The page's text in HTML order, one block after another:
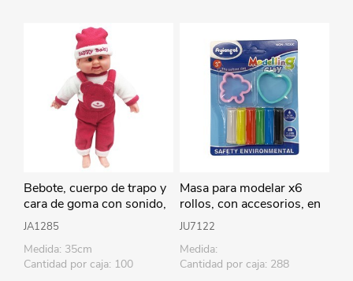
Bebote, cuerpo de trapo y
cara de goma con sonido,
35cm varios colores en
bolsa
JA1285
Medida: 35cm
Cantidad por caja: 100
Masa para modelar x6
rollos, con accesorios, en
blister
JU7122
Medida:
Cantidad por caja: 288